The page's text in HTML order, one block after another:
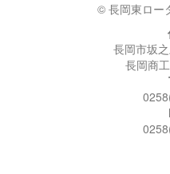
© 長岡東ロー
長岡市坂
長岡商